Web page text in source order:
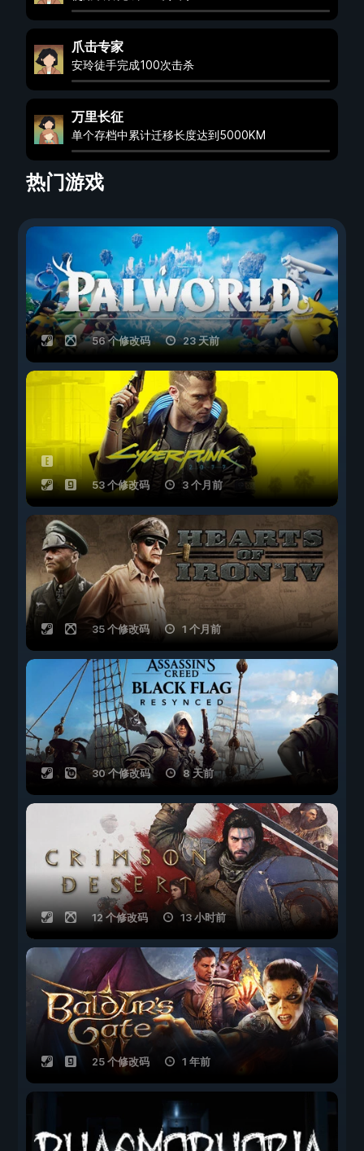
爪击专家
安玲徒手完成100次击杀
万里长征
单个存档中累计迁移长度达到5000KM
热门游戏
56 个修改码 23 天前
53 个修改码 3 个月前
35 个修改码 1 个月前
30 个修改码 8 天前
12 个修改码 13 小时前
25 个修改码 1 年前